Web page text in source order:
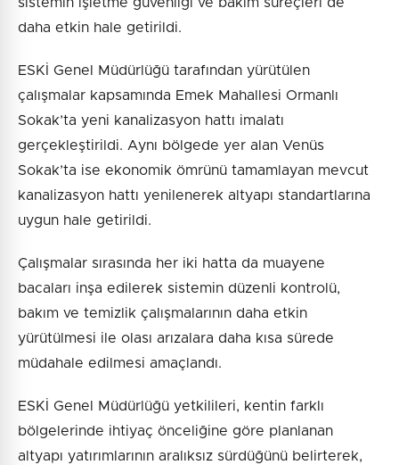
sistemin işletme güvenliği ve bakım süreçleri de
daha etkin hale getirildi.
ESKİ Genel Müdürlüğü tarafından yürütülen
çalışmalar kapsamında Emek Mahallesi Ormanlı
Sokak’ta yeni kanalizasyon hattı imalatı
gerçekleştirildi. Aynı bölgede yer alan Venüs
Sokak’ta ise ekonomik ömrünü tamamlayan mevcut
kanalizasyon hattı yenilenerek altyapı standartlarına
uygun hale getirildi.
Çalışmalar sırasında her iki hatta da muayene
bacaları inşa edilerek sistemin düzenli kontrolü,
bakım ve temizlik çalışmalarının daha etkin
yürütülmesi ile olası arızalara daha kısa sürede
müdahale edilmesi amaçlandı.
ESKİ Genel Müdürlüğü yetkilileri, kentin farklı
bölgelerinde ihtiyaç önceliğine göre planlanan
altyapı yatırımlarının aralıksız sürdüğünü belirterek,